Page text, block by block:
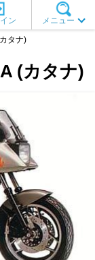
メニュー
ン
タナ)
(カタナ)